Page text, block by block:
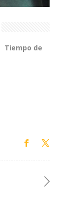
Tiempo de